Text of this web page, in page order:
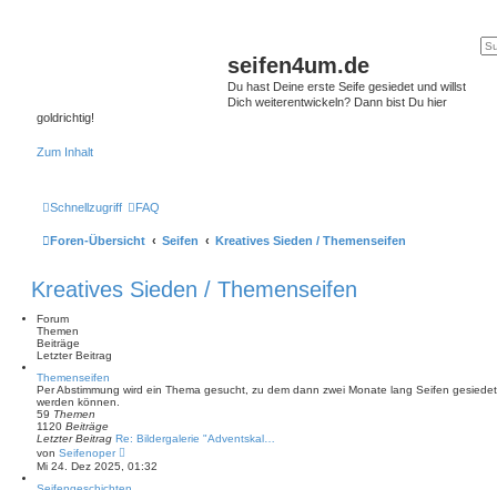
seifen4um.de
Du hast Deine erste Seife gesiedet und willst
Dich weiterentwickeln? Dann bist Du hier
goldrichtig!
Zum Inhalt
Schnellzugriff FAQ
Foren-Übersicht Seifen Kreatives Sieden / Themenseifen
Kreatives Sieden / Themenseifen
Forum
Themen
Beiträge
Letzter Beitrag
Themenseifen
Per Abstimmung wird ein Thema gesucht, zu dem dann zwei Monate lang Seifen
werden können.
59 Themen
1120 Beiträge
Letzter Beitrag Re: Bildergalerie "Adventskal…
von Seifenoper
e
u
e
Mi 24. Dez 2025, 01:32